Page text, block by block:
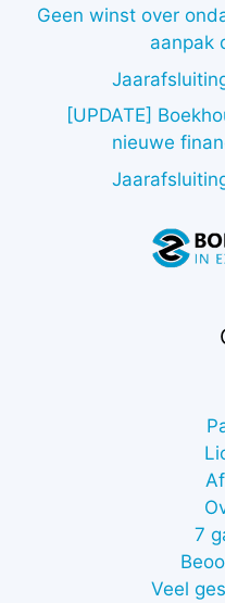
Geen winst over
aanpak
[UPDATE]
nieuwe
7
Veel